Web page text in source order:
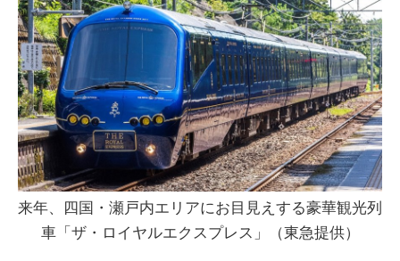
来年、四国・瀬戸内エリアにお目見えする豪華観光列
車「ザ・ロイヤルエクスプレス」（東急提供）